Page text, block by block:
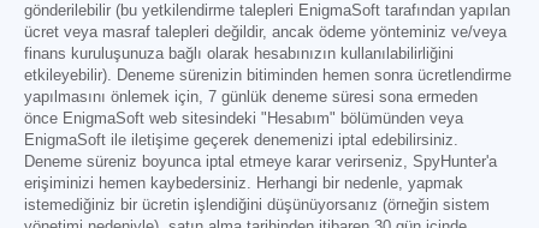
gönderilebilir (bu yetkilendirme talepleri EnigmaSoft tarafından yapılan
ücret veya masraf talepleri değildir, ancak ödeme yönteminiz ve/veya
finans kuruluşunuza bağlı olarak hesabınızın kullanılabilirliğini
etkileyebilir). Deneme sürenizin bitiminden hemen sonra ücretlendirme
yapılmasını önlemek için, 7 günlük deneme süresi sona ermeden
önce EnigmaSoft web sitesindeki "Hesabım" bölümünden veya
EnigmaSoft ile iletişime geçerek denemenizi iptal edebilirsiniz.
Deneme süreniz boyunca iptal etmeye karar verirseniz, SpyHunter'a
erişiminizi hemen kaybedersiniz. Herhangi bir nedenle, yapmak
istemediğiniz bir ücretin işlendiğini düşünüyorsanız (örneğin sistem